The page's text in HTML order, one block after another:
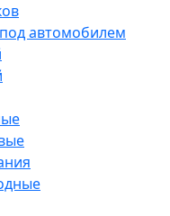
автомобилем